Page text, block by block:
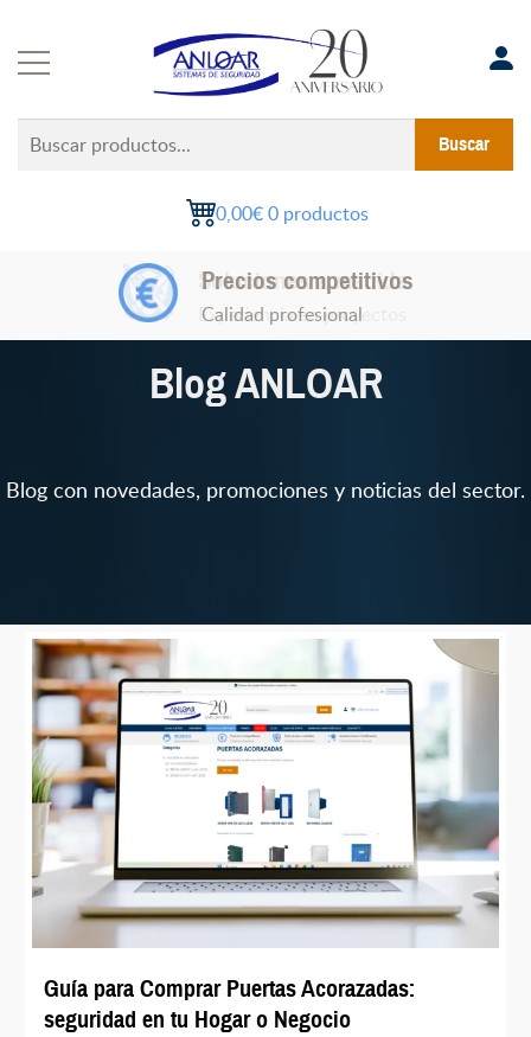
contenido
Buscar
productos...
Buscar
0,00€0 productos
Soluciones a medida
Experiencia en proyectos
Blog ANLOAR
Blog con novedades, promociones y noticias del sector.
Guía para Comprar Puertas Acorazadas:
seguridad en tu Hogar o Negocio